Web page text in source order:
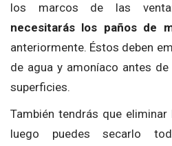
los marcos de las
necesitarás los paños de
anteriormente. Éstos deben
de agua y amoníaco antes
superficies.
También tendrás que eliminar
luego puedes secarlo